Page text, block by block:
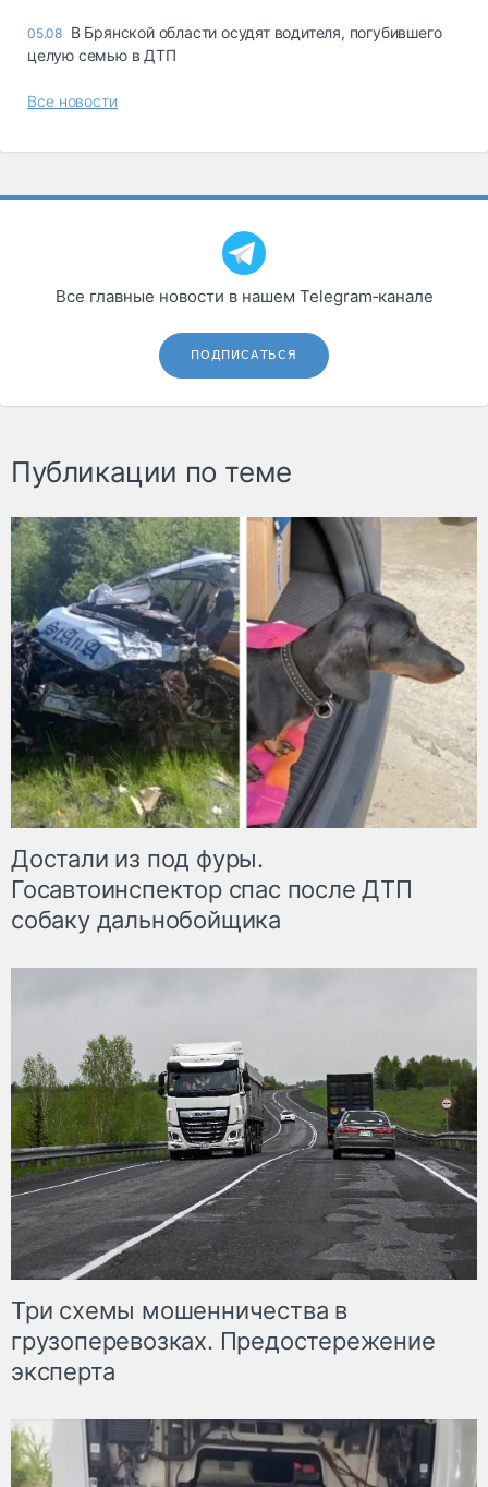
05.08 В Брянской области осудят водителя, погубившего
целую семью в ДТП
Все новости
Все главные новости в нашем Telegram‑канале
ПОДПИСАТЬСЯ
Публикации по теме
Достали из под фуры.
Госавтоинспектор спас после ДТП
собаку дальнобойщика
Три схемы мошенничества в
грузоперевозках. Предостережение
эксперта